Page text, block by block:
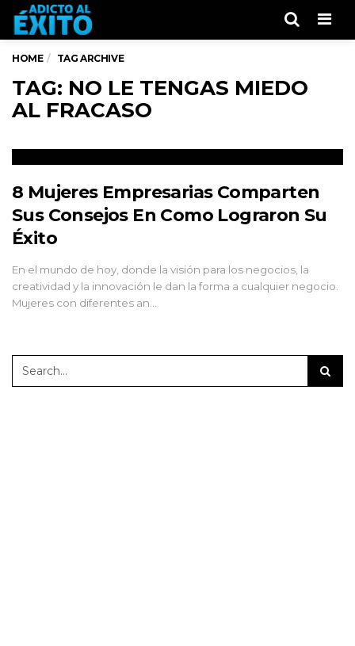
HOME TAG ARCHIVE
TAG: NO LE TENGAS MIEDO
AL FRACASO
8 Mujeres Empresarias Comparten
Sus Consejos En Como Lograron Su
Éxito
En el mundo de hoy, donde la visión para los negocios, la
creatividad y la innovación le dan la forma a cualquier negocio.
Mujeres con diferentes an…